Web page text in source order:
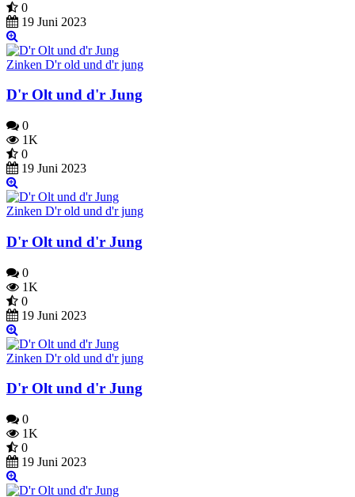
0
19 Juni 2023
Zinken D'r old und d'r jung
D'r Olt und d'r Jung
0
1K
0
19 Juni 2023
Zinken D'r old und d'r jung
D'r Olt und d'r Jung
0
1K
0
19 Juni 2023
Zinken D'r old und d'r jung
D'r Olt und d'r Jung
0
1K
0
19 Juni 2023